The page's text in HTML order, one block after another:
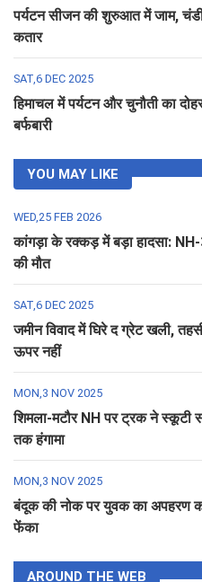
पर्यटन सीजन की शुरुआत में जाम,
कतार
SAT,6 DEC 2025
हिमाचल में पर्यटन और चुनौती का
बर्फबारी
YOU MAY LIKE
WED,25 FEB 2026
कांगड़ा के रक्कड़ में बड़ा हादसा:
की मौत
SAT,6 DEC 2025
जमीन विवाद में घिरे द ग्रेट खली,
ऊपर नहीं
MON,3 NOV 2025
शिमला-मटौर NH पर ट्रक ने स्कूटी
तक हंगामा
MON,3 NOV 2025
बंदूक की नोक पर युवक का अपहरण
फेंका
AROUND THE WEB